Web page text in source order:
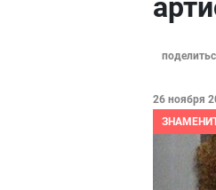
26 ноября